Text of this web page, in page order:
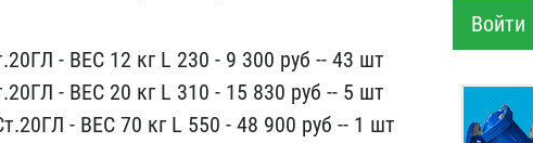
- ВЕС 12 кг L 23​0 - 9 300 руб -- 43 шт​
- ВЕС 20 кг L 3​10 - 15 830 руб -- 5 ш​т
- ВЕС 70 кг L​ 550 - 48 900 руб -- 1​ шт
Войти